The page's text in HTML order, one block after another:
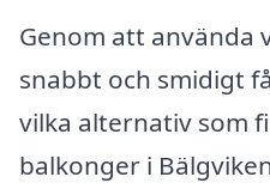
Genom att använda
snabbt och smidigt
vilka alternativ som
balkonger i